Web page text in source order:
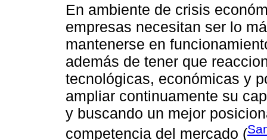
En ambiente de crisis
empresas necesitan ser lo
mantenerse en
además de tener que
tecnológicas, económicas y
ampliar continuamente su
y buscando un mejor
competencia del mercado (